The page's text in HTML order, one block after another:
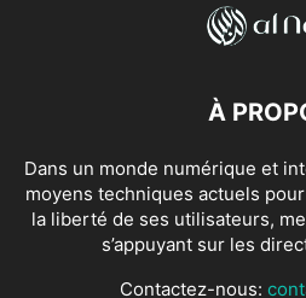
À
Dans un monde numérique et
moyens techniques actuels
la liberté de ses utilisateurs,
s’appuyant sur les
Contactez-nous: